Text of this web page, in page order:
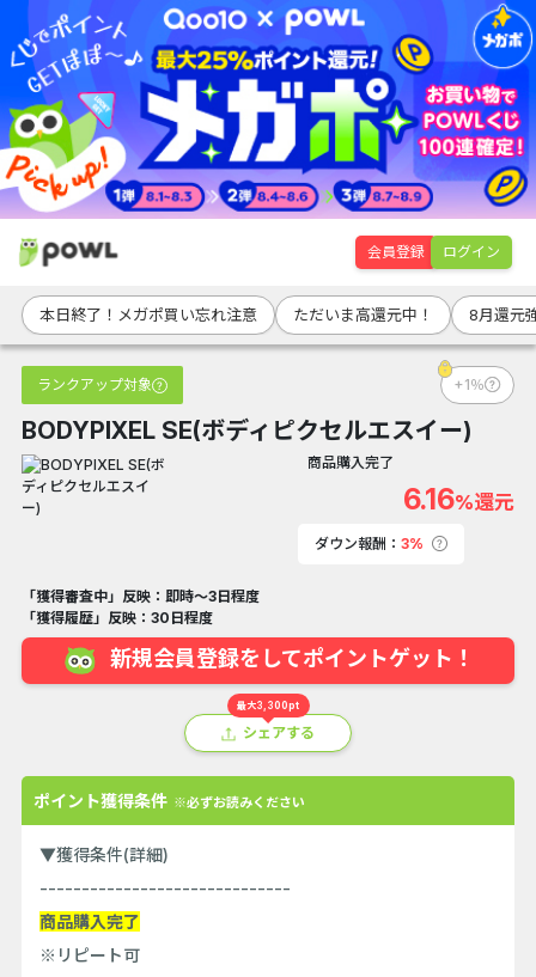
会員登録 ログイン
本日終了！メガポ買い忘れ注意 ただいま高還元中！ 8月還元
ランクアップ対象 +1％
BODYPIXEL SE(ボディピクセルエスイー)
商品購入完了
6.16%還元
ダウン報酬： 3%
「獲得審査中」反映：即時～3日程度
「獲得履歴」反映：30日程度
新規会員登録をしてポイントゲット！
最大3,300pt
シェアする
ポイント獲得条件 ※必ずお読みください
▼獲得条件(詳細)
------------------------------
商品購入完了
※リピート可